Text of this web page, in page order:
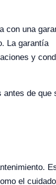
con una
La garantía
y
antes de que
el